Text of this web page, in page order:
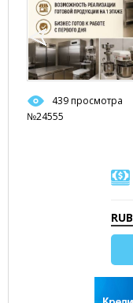
439 просмотра
№24555
RUB